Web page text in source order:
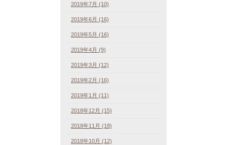
2019年7月 (10)
2019年6月 (16)
2019年5月 (16)
2019年4月 (9)
2019年3月 (12)
2019年2月 (16)
2019年1月 (11)
2018年12月 (15)
2018年11月 (18)
2018年10月 (12)